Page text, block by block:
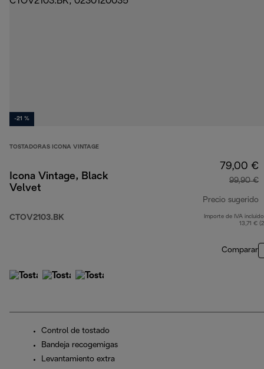
-21 %
TOSTADORAS ICONA VINTAGE
Icona Vintage, Black
Velvet
CTOV2103.BK
79,00 €
99,90 €
Precio sugerido
Importe de IVA
13,71 €
Comparar
Control de tostado
Bandeja recogemigas
Levantamiento extra